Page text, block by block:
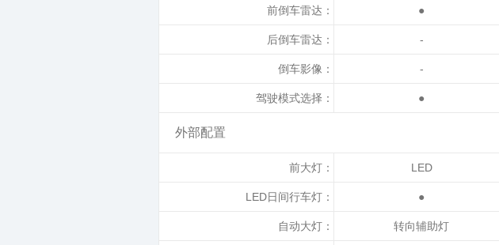
前倒车雷达： ●
后倒车雷达： -
倒车影像： -
驾驶模式选择： ●
外部配置
前大灯： LED
LED日间行车灯： ●
自动大灯： 转向辅助灯